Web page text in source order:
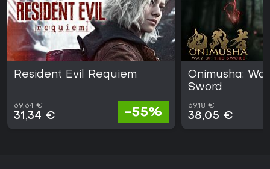
Resident Evil Requiem
69,64 €
31,34 € -55%
Onimusha:
Sword
69,18 €
38,05 €